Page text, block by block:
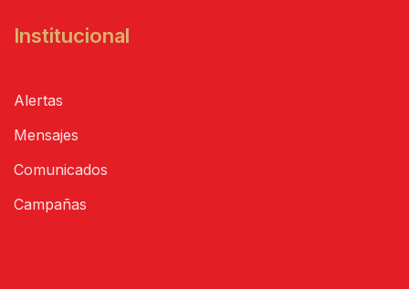
Institucional
Alertas
Mensajes
Comunicados
Campañas